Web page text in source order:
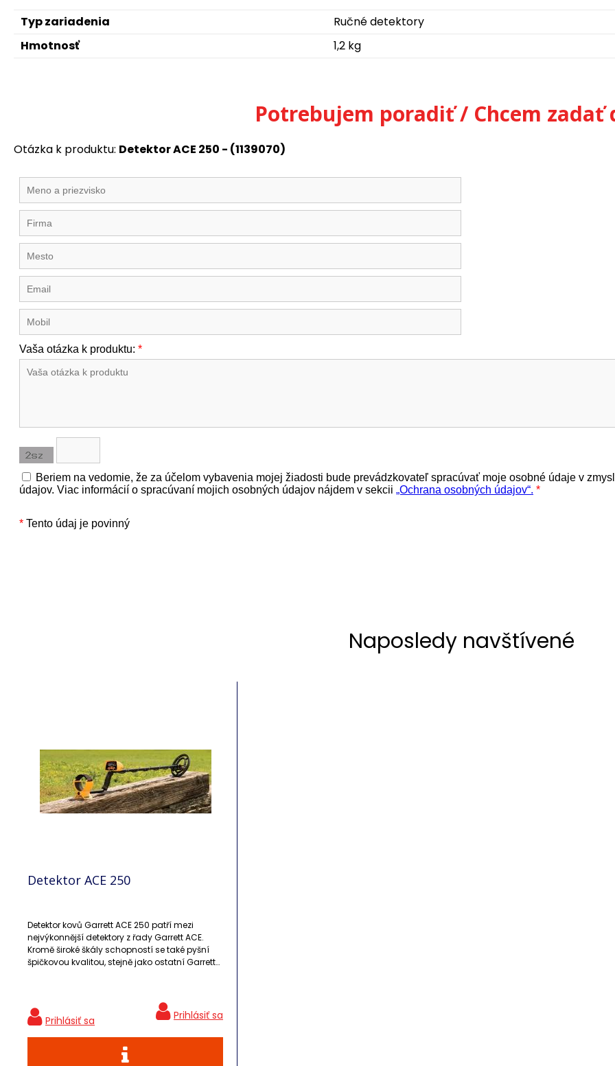
Typ zariadenia
Ručné detektory
Hmotnosť
1,2 kg
Potrebujem poradiť / Chcem zadať
Otázka k produktu: Detektor ACE 250 - (1139070)
Naposledy navštívené
Detektor ACE 250
Detektor kovů Garrett ACE 250 patří mezi
nejvýkonnější detektory z řady Garrett ACE.
Kromě široké škály schopností se také pyšní
špičkovou kvalitou, stejně jako ostatní Garrett
navíc. Pojďme se na něj podívat zblízka!